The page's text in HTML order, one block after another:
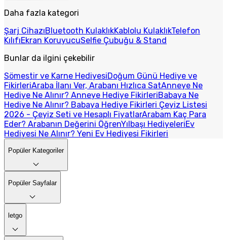
Daha fazla kategori
Şarj CihazıBluetooth KulaklıkKablolu KulaklıkTelefon
KılıfıEkran KoruyucuSelfie Çubuğu & Stand
Bunlar da ilgini çekebilir
Sömestir ve Karne HediyesiDoğum Günü Hediye ve
FikirleriAraba İlanı Ver, Arabanı Hızlıca SatAnneye Ne
Hediye Ne Alınır? Anneye Hediye FikirleriBabaya Ne
Hediye Ne Alınır? Babaya Hediye Fikirleri Çeyiz Listesi
2026 - Çeyiz Seti ve Hesaplı FiyatlarArabam Kaç Para
Eder? Arabanın Değerini ÖğrenYılbaşı HediyeleriEv
Hediyesi Ne Alınır? Yeni Ev Hediyesi Fikirleri
Popüler Kategoriler
Popüler Sayfalar
letgo